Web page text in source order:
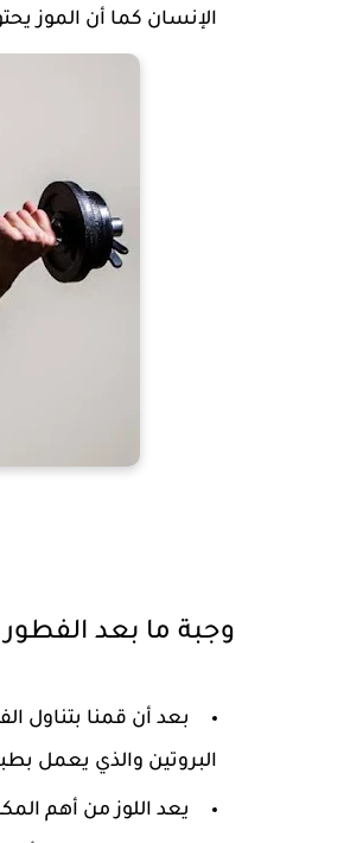
الإنسان كما أن الموز
وجبة ما بعد الفطور
بعد أن قمنا بتناول
البروتين والذي يعمل
يعد اللوز من أهم